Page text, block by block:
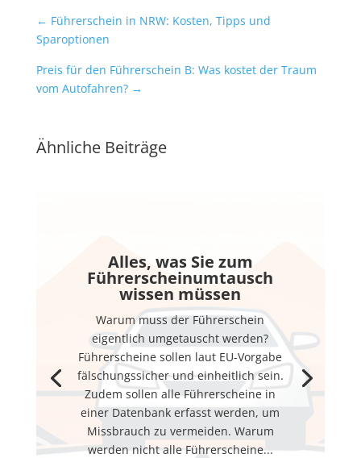
← Führerschein in NRW: Kosten, Tipps und
Sparoptionen
Preis für den Führerschein B: Was kostet der Traum
vom Autofahren?→
Ähnliche Beiträge
Alles, was Sie zum
Führerscheinumtausch
wissen müssen
Warum muss der Führerschein
eigentlich umgetauscht werden?
Führerscheine sollen laut EU-Vorgabe
fälschungssicher und einheitlich sein.
Zudem sollen alle Führerscheine in
einer Datenbank erfasst werden, um
Missbrauch zu vermeiden. Warum
werden nicht alle Führerscheine...